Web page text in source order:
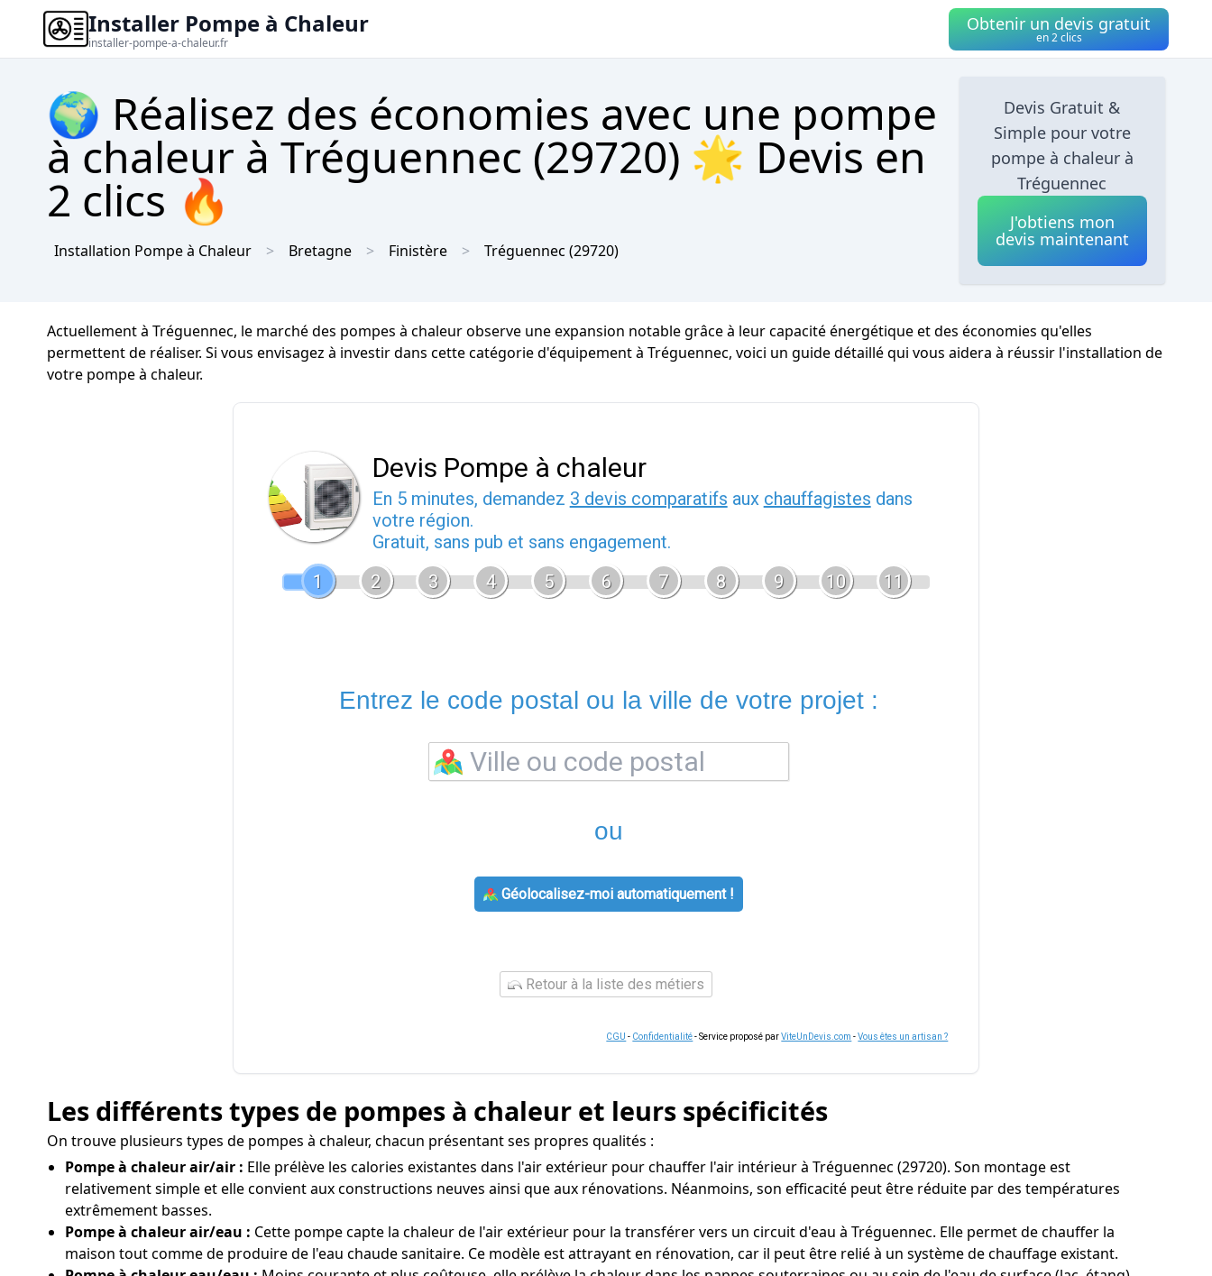
Installer Pompe à Chaleur
installer-pompe-a-chaleur.fr
Obtenir un devis gratuit
en 2 clics
🌍 Réalisez des économies avec une pompe
à chaleur à Tréguennec (29720) 🌟 Devis en
2 clics 🔥
Installation Pompe à Chaleur Bretagne Finistère Tréguennec (29720)
Devis Gratuit &
Simple pour votre
pompe à chaleur à
Tréguennec
J'obtiens mon
devis maintenant
Actuellement à Tréguennec, le marché des pompes à chaleur observe une expansion notable grâce à leur capacité énergétique et des économies qu'elles
permettent de réaliser. Si vous envisagez à investir dans cette catégorie d'équipement à Tréguennec, voici un guide détaillé qui vous aidera à réussir l'installation de
votre pompe à chaleur.
Devis Pompe à chaleur
En 5 minutes, demandez 3 devis comparatifs aux chauffagistes dans
votre région.
Gratuit, sans pub et sans engagement.
1
2 3 4 5 6 7 8 9 10 11
Entrez le code postal ou la ville de votre projet :
ou
Géolocalisez-moi automatiquement !
Retour à la liste des métiers
CGU - Confidentialité- Service proposé parViteUnDevis.com -Vous êtes un artisan ?
Les différents types de pompes à chaleur et leurs spécificités
On trouve plusieurs types de pompes à chaleur, chacun présentant ses propres qualités :
Pompe à chaleur air/air : Elle prélève les calories existantes dans l'air extérieur pour chauffer l'air intérieur à Tréguennec (29720). Son montage est
relativement simple et elle convient aux constructions neuves ainsi que aux rénovations. Néanmoins, son efficacité peut être réduite par des températures
extrêmement basses.
Pompe à chaleur air/eau : Cette pompe capte la chaleur de l'air extérieur pour la transférer vers un circuit d'eau à Tréguennec. Elle permet de chauffer la
maison tout comme de produire de l'eau chaude sanitaire. Ce modèle est attrayant en rénovation, car il peut être relié à un système de chauffage existant.